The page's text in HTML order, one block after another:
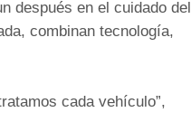
después en el cuidado del
combinan tecnología,
cada vehículo”,